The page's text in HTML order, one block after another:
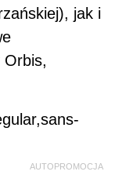
jak i
Orbis,
AUTOPROMOCJA